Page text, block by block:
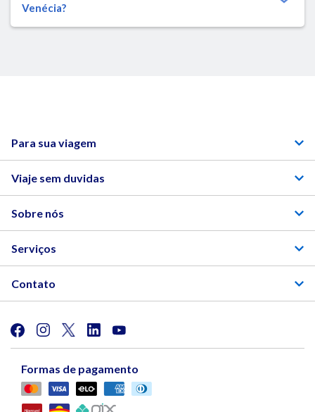
Venécia?
Para sua viagem
Viaje sem duvidas
Sobre nós
Serviços
Contato
Formas de pagamento